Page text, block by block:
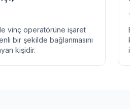
vinç operatörüne işaret
bir şekilde bağlanmasını
kişidir.